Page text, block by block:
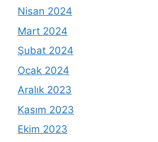
Nisan 2024
Mart 2024
Şubat 2024
Ocak 2024
Aralık 2023
Kasım 2023
Ekim 2023